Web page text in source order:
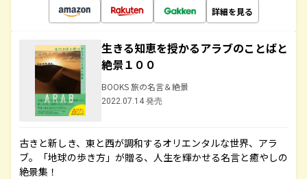
詳細を見る
生きる知恵を授かるアラブのことばと
絶景１００
BOOKS 旅の名言＆絶景
2022.07.14 発売
古きと新しき、東と西が調和するオリエンタルな世界、アラ
ブ。「地球の歩き方」が贈る、人生を輝かせる名言と癒やしの
絶景集！